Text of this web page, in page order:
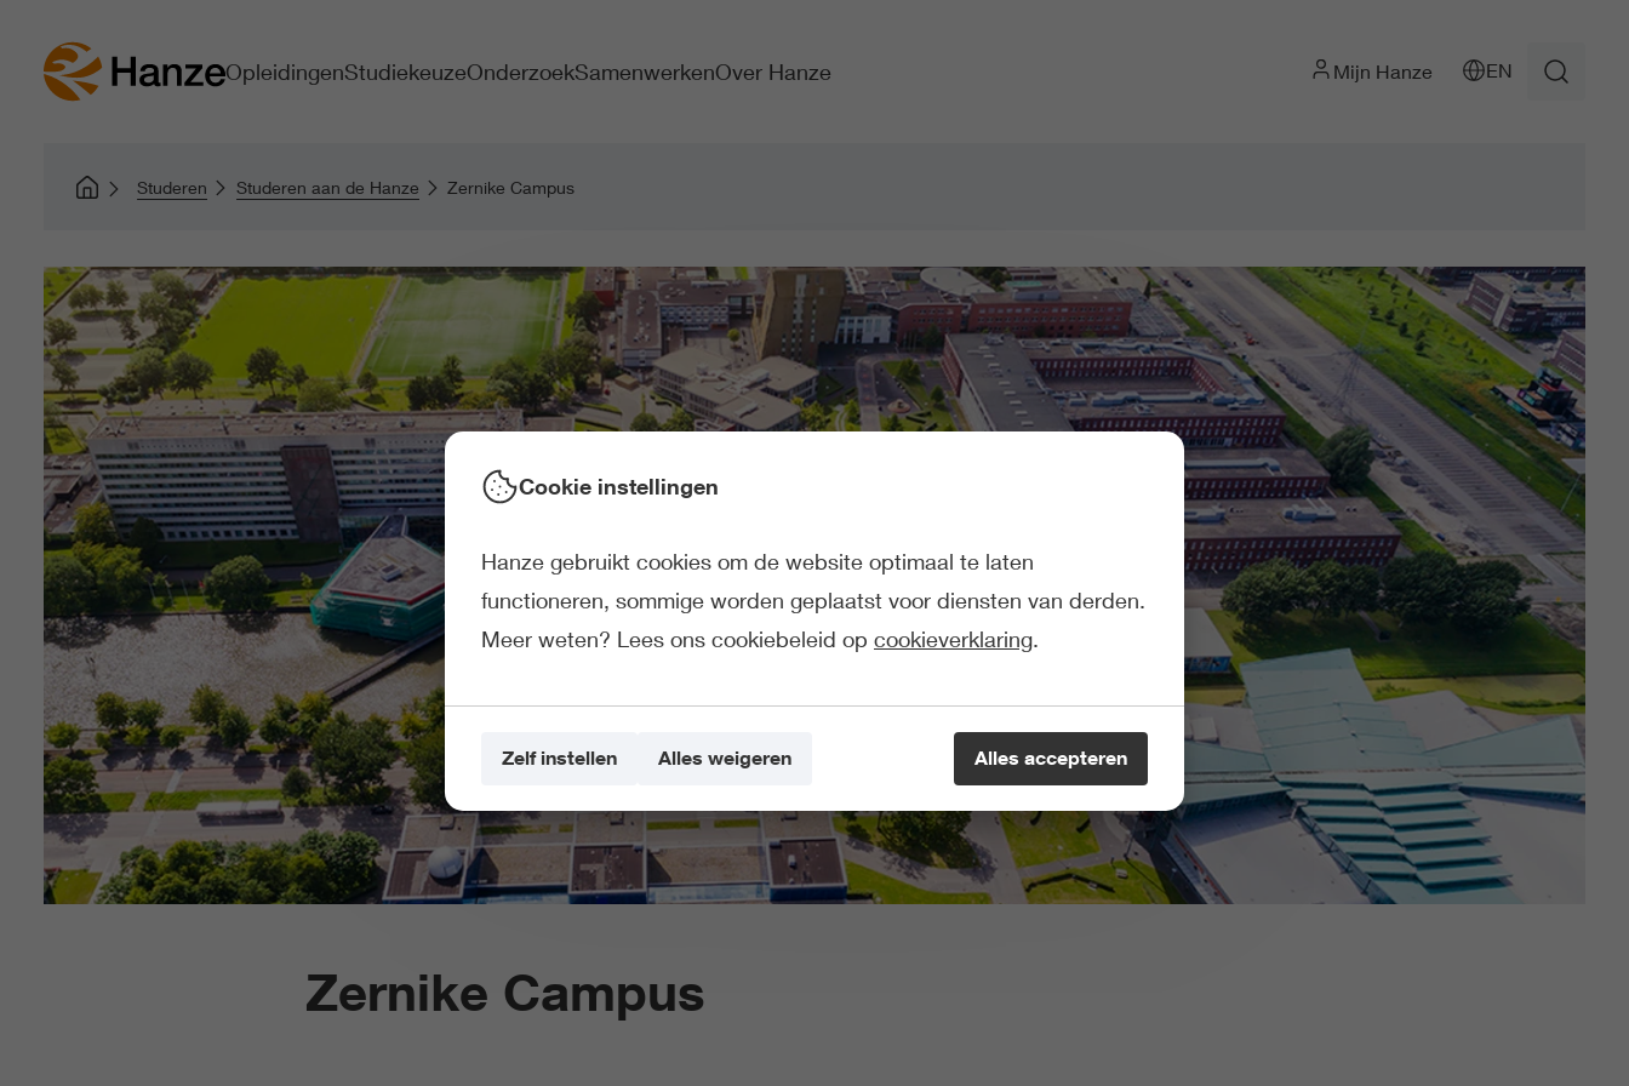
OpleidingenStudiekeuzeOnderzoekSamenwerkenOver Hanze Mijn Hanze EN
Studeren Studeren aan de Hanze Zernike Campus
Zernike Campus
Cookie instellingen
Hanze gebruikt cookies om de website optimaal te laten
functioneren, sommige worden geplaatst voor diensten van derden.
Meer weten? Lees ons cookiebeleid op cookieverklaring.
Alles accepteren
Zelf instellen Alles weigeren